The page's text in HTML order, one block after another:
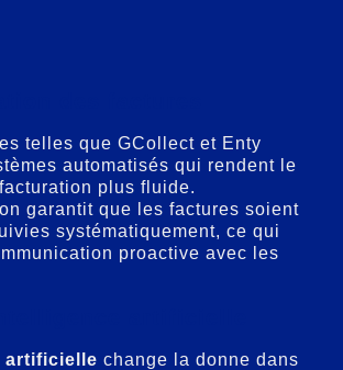
telles que GCollect et Enty
automatisés qui rendent le
plus fluide.
garantit que les factures soient
systématiquement, ce qui
proactive avec les
artificielle change la donne dans